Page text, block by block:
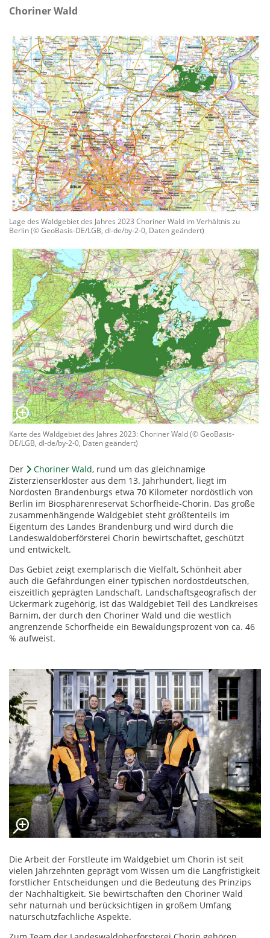
Choriner Wald
Lage des Waldgebiet des Jahres 2023 Choriner Wald im Verhältnis zu
Berlin (© GeoBasis-DE/LGB, dl-de/by-2-0, Daten geändert)
Karte des Waldgebiet des Jahres 2023: Choriner Wald (© GeoBasis-
DE/LGB, dl-de/by-2-0, Daten geändert)
Der Choriner Wald, rund um das gleichnamige
Zisterzienserkloster aus dem 13. Jahrhundert, liegt im
Nordosten Brandenburgs etwa 70 Kilometer nordöstlich von
Berlin im Biosphärenreservat Schorfheide-Chorin. Das große
zusammenhängende Waldgebiet steht größtenteils im
Eigentum des Landes Brandenburg und wird durch die
Landeswaldoberförsterei Chorin bewirtschaftet, geschützt
und entwickelt.
Das Gebiet zeigt exemplarisch die Vielfalt, Schönheit aber
auch die Gefährdungen einer typischen nordostdeutschen,
eiszeitlich geprägten Landschaft. Landschaftsgeografisch der
Uckermark zugehörig, ist das Waldgebiet Teil des Landkreises
Barnim, der durch den Choriner Wald und die westlich
angrenzende Schorfheide ein Bewaldungsprozent von ca. 46
% aufweist.
Die Arbeit der Forstleute im Waldgebiet um Chorin ist seit
vielen Jahrzehnten geprägt vom Wissen um die Langfristigkeit
forstlicher Entscheidungen und die Bedeutung des Prinzips
der Nachhaltigkeit. Sie bewirtschaften den Choriner Wald
sehr naturnah und berücksichtigen in großem Umfang
naturschutzfachliche Aspekte.